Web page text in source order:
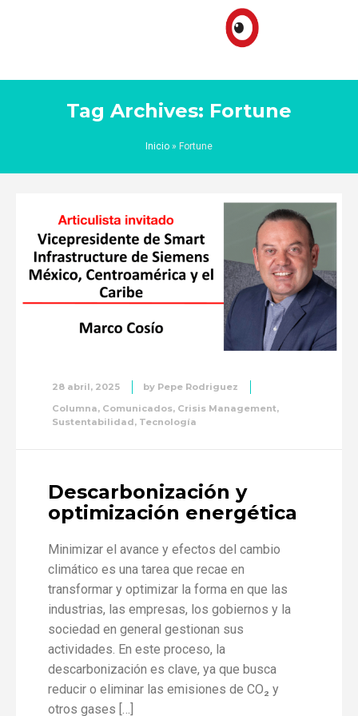
Tag Archives: Fortune
Inicio » Fortune
28 abril, 2025 by Pepe Rodriguez
Columna, Comunicados, Crisis Management,
Sustentabilidad, Tecnología
Descarbonización y
optimización energética
Minimizar el avance y efectos del cambio
climático es una tarea que recae en
transformar y optimizar la forma en que las
industrias, las empresas, los gobiernos y la
sociedad en general gestionan sus
actividades. En este proceso, la
descarbonización es clave, ya que busca
reducir o eliminar las emisiones de CO₂ y
otros gases […]